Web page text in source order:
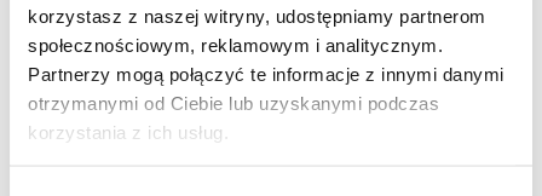
korzystasz z naszej witryny, udostępniamy partnerom
społecznościowym, reklamowym i analitycznym.
Partnerzy mogą połączyć te informacje z innymi danymi
otrzymanymi od Ciebie lub uzyskanymi podczas
korzystania z ich usług.
SORTOWANIE
LANDSCAPING